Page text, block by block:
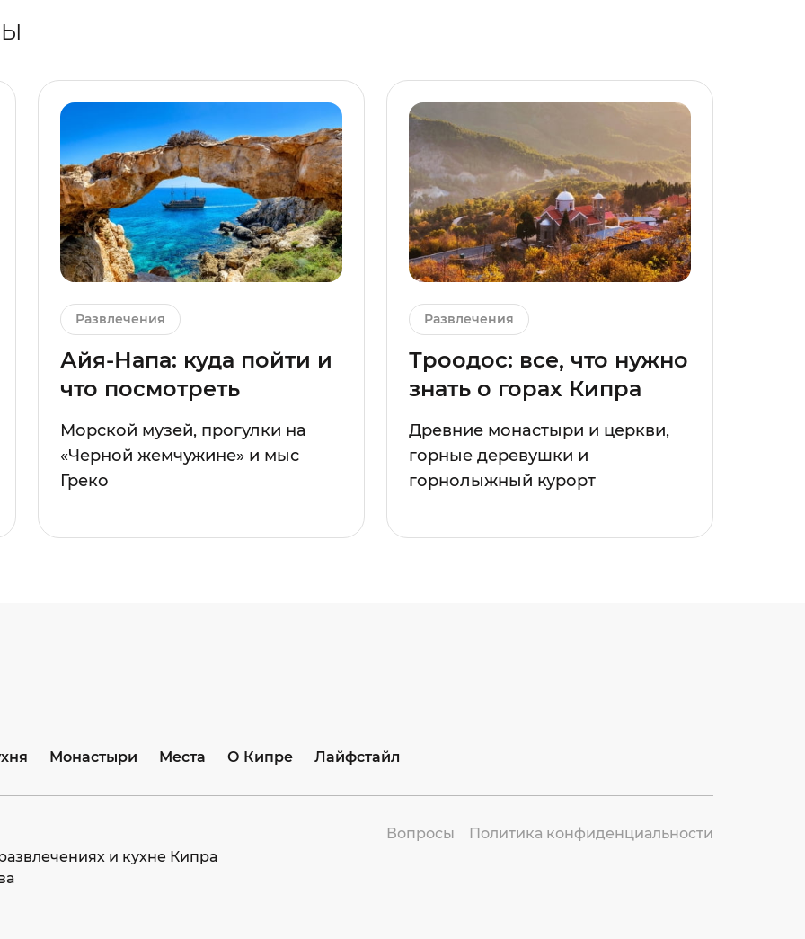
Развлечения
Айя-Напа: куда пойти и
что посмотреть
Морской музей, прогулки на
«Черной жемчужине» и мыс
Греко
Развлечения
Троодос: все, что нужно
знать о горах Кипра
Древние монастыри и церкви,
горные деревушки и
горнолыжный курорт
Монастыри Места О Кипре Лайфстайл
и кухне Кипра
Вопросы Политика конфиденциальности